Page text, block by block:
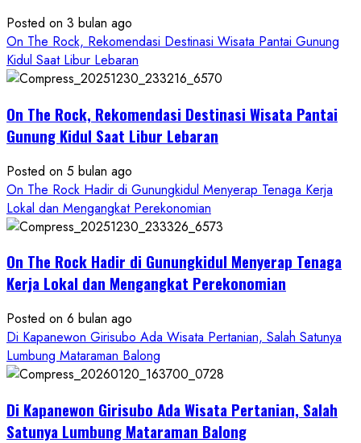
Baru,
Padukan
Keindahan
Alam
Wisata
Kekinian
Posted on 3 bulan ago
On The Rock, Rekomendasi Destinasi Wisata Pantai Gunung
Kidul Saat Libur Lebaran
On The Rock, Rekomendasi Destinasi Wisata Pantai
Gunung Kidul Saat Libur Lebaran
Posted on 5 bulan ago
On The Rock Hadir di Gunungkidul Menyerap Tenaga Kerja
Lokal dan Mengangkat Perekonomian
On The Rock Hadir di Gunungkidul Menyerap Tenaga
Kerja Lokal dan Mengangkat Perekonomian
Posted on 6 bulan ago
Di Kapanewon Girisubo Ada Wisata Pertanian, Salah Satunya
Lumbung Mataraman Balong
Di Kapanewon Girisubo Ada Wisata Pertanian, Salah
Satunya Lumbung Mataraman Balong